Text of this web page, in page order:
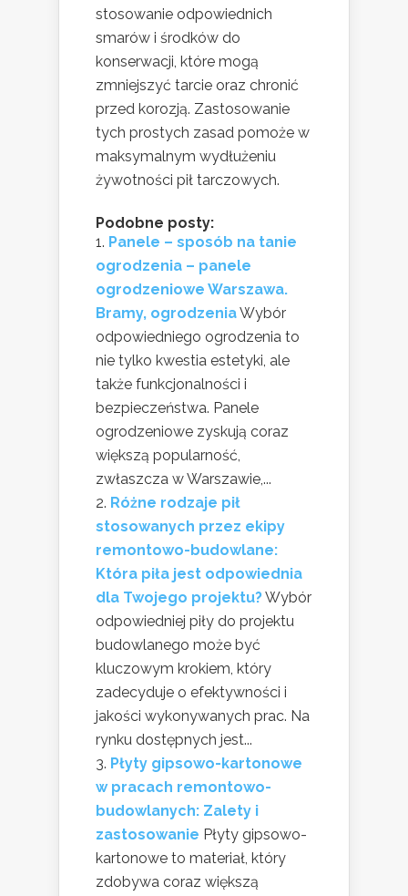
stosowanie odpowiednich
smarów i środków do
konserwacji, które mogą
zmniejszyć tarcie oraz chronić
przed korozją. Zastosowanie
tych prostych zasad pomoże w
maksymalnym wydłużeniu
żywotności pił tarczowych.
Podobne posty:
Panele – sposób na tanie
ogrodzenia – panele
ogrodzeniowe Warszawa.
Bramy, ogrodzeniaWybór
odpowiedniego ogrodzenia to
nie tylko kwestia estetyki, ale
także funkcjonalności i
bezpieczeństwa. Panele
ogrodzeniowe zyskują coraz
większą popularność,
zwłaszcza w Warszawie,...
Różne rodzaje pił
stosowanych przez ekipy
remontowo-budowlane:
Która piła jest odpowiednia
dla Twojego projektu?Wybór
odpowiedniej piły do projektu
budowlanego może być
kluczowym krokiem, który
zadecyduje o efektywności i
jakości wykonywanych prac. Na
rynku dostępnych jest...
Płyty gipsowo-kartonowe
w pracach remontowo-
budowlanych: Zalety i
zastosowanie Płyty gipsowo-
kartonowe to materiał, który
zdobywa coraz większą